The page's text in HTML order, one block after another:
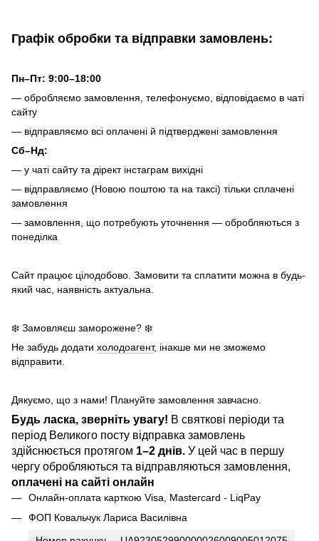
Графік обробки та відправки замовлень:
Пн–Пт: 9:00–18:00
— обробляємо замовлення, телефонуємо, відповідаємо в чаті
сайту
— відправляємо всі оплачені й підтверджені замовлення
Сб–Нд:
— у чаті сайту та дірект інстаграм вихідні
— відправляємо (Новою поштою та на таксі) тільки сплачені
замовлення
— замовлення, що потребують уточнення — обробляються з
понеділка
Сайт працює цілодобово. Замовити та сплатити можна в будь-
який час, наявність актуальна.
❄️ Замовляєш заморожене? ❄️
Не забудь додати холодоагент, інакше ми не зможемо
відправити.
Дякуємо, що з нами! Плануйте замовлення завчасно.
Будь ласка, зверніть увагу! В святкові періоди та
період Великого посту відправка замовлень
здійснюється протягом 1–2 днів. У цей час в першу
чергу обробляються та відправляються замовлення,
оплачені на сайті онлайн
Онлайн-оплата карткою Visa, Mastercard - LiqPay
ФОП Ковальчук Лариса Василівна